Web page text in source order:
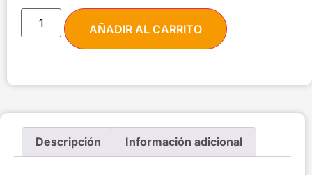
AÑADIR AL CARRITO
Descripción Información adicional